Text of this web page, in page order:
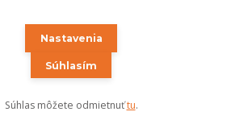
Upravit sběr cookies.
Nastavenia
Súhlasím
Súhlas môžete odmietnuťtu.